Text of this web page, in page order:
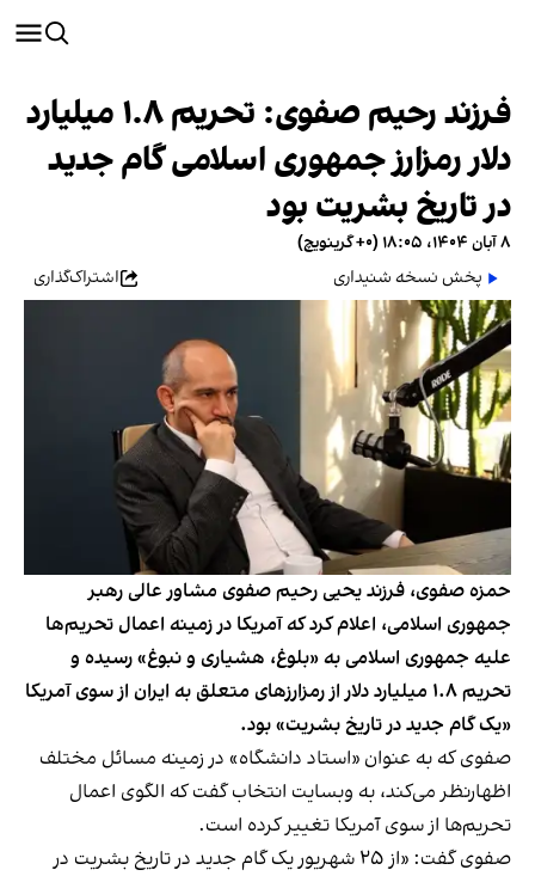
فرزند رحیم صفوی: تحریم ۱.۸ میلیارد
دلار رمزارز‌ جمهوری اسلامی گام جدید
در تاریخ بشریت بود
۸ آبان ۱۴۰۴، ۱۸:۰۵ (‎+۰ گرینویچ)
پخش نسخه شنیداری
اشتراک‌گذاری
حمزه صفوی، فرزند یحیی رحیم صفوی مشاور عالی رهبر
جمهوری اسلامی، اعلام کرد که آمریکا در زمینه اعمال تحریم‌ها
علیه جمهوری اسلامی به «بلوغ، هشیاری و نبوغ» رسیده و
تحریم ۱.۸ میلیارد دلار از رمزارز‌های متعلق به ایران از سوی آمریکا
«یک گام جدید در تاریخ بشریت» بود.
صفوی که به عنوان «استاد دانشگاه» در زمینه مسائل مختلف
اظهارنظر می‌کند، به وبسایت انتخاب گفت که الگوی اعمال
تحریم‌ها از سوی آمریکا تغییر کرده است.
صفوی گفت: «از ۲۵ شهریور یک گام جدید در تاریخ بشریت در